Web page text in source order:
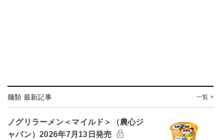
麺類 最新記事 一覧 >
ノグリラーメン＜マイルド＞（農心ジ
ャパン）2026年7月13日発売